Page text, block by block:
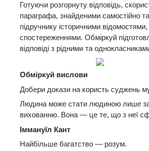
Готуючи розгорнуту відповідь,
параграфа, знайденими самостійно
підручнику історичними
спостереженнями. Обміркуй
відповіді з рідними та
Обміркуй вислови
Добери докази на користь суджень
Людина може стати людиною лише
вихованню. Вона — це те, що з неї
Іммануїл Кант
Найбільше багатство — розум.